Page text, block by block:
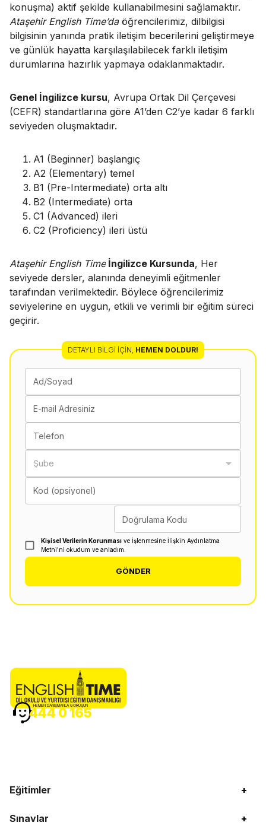
konuşma) aktif şekilde kullanabilmesini sağlamaktır.
Ataşehir English Time’da öğrencilerimiz, dilbilgisi
bilgisinin yanında pratik iletişim becerilerini geliştirmeye
ve günlük hayatta karşılaşılabilecek farklı iletişim
durumlarına hazırlık yapmaya odaklanmaktadır.
Genel İngilizce kursu, Avrupa Ortak Dil Çerçevesi
(CEFR) standartlarına göre A1’den C2’ye kadar 6 farklı
seviyeden oluşmaktadır.
A1 (Beginner) başlangıç
A2 (Elementary) temel
B1 (Pre-Intermediate) orta altı
B2 (Intermediate) orta
C1 (Advanced) ileri
C2 (Proficiency) ileri üstü
Ataşehir English Time İngilizce Kursunda, Her
seviyede dersler, alanında deneyimli eğitmenler
tarafından verilmektedir. Böylece öğrencilerimiz
seviyelerine en uygun, etkili ve verimli bir eğitim süreci
geçirir.
DETAYLI BILGI İÇIN HEMEN DOLDUR!
Ad/Soyad
E-mail Adresiniz
Telefon
Şube
Kod (opsiyonel)
Doğrulama Kodu
Kişisel Verilerin Korunması ve İşlenmesine İlişkin Aydınlatma
Metni'ni okudum ve anladım.
GÖNDER
Eğitimler +
Sınavlar +
HEMEN DANIŞMANLA GÖRÜŞÜN
444 0 165